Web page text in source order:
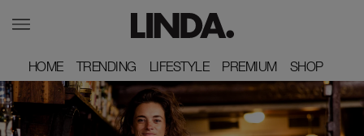
HOME
HOME TRENDING
TRENDING LIFESTYLE
LIFESTYLE PREMIUM
PREMIUM SHOP
SHOP